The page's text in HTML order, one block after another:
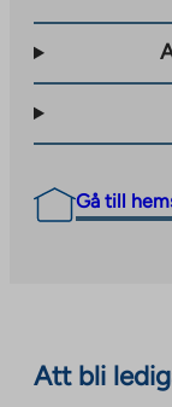
Gå till
Att bli